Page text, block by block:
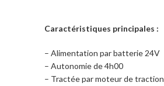
Caractéristiques principales :
– Alimentation par batterie 24V
– Autonomie de 4h00
– Tractée par moteur de traction